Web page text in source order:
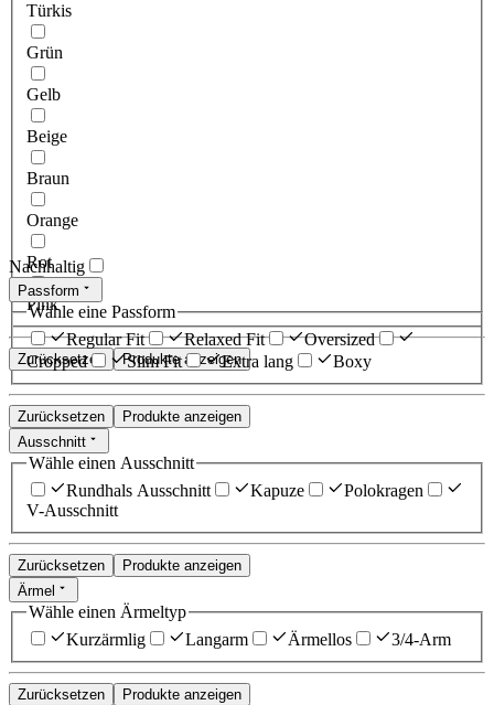
Türkis
Grün
Gelb
Beige
Braun
Orange
Rot
Pink
Zurücksetzen Produkte anzeigen
Nachhaltig
Passform
Wähle eine Passform
Regular Fit
Relaxed Fit
Oversized
Cropped
Slim Fit Extra lang Boxy
Zurücksetzen
Produkte anzeigen
Ausschnitt
Wähle einen Ausschnitt
Rundhals Ausschnitt
Kapuze
Polokragen
V-Ausschnitt
Zurücksetzen
Produkte anzeigen
Ärmel
Wähle einen Ärmeltyp
Kurzärmlig
Langarm Ärmellos 3/4-Arm
Zurücksetzen Produkte anzeigen